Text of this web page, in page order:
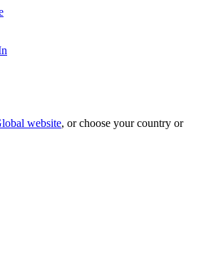
website, or choose your country or